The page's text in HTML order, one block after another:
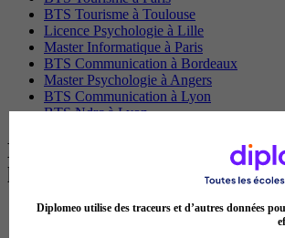
BTS Tourisme à Toulouse
Licence Psychologie à Lille
Master Informatique à Paris
BTS Communication à Bordeaux
Master Psychologie à Angers
BTS Communication à Lyon
BTS Ndrc à Lyon
Les intitulés de diplôme par
les plus recherchés
BTS Esf en alternance
Diplomeo utilise des traceurs et d’autres données